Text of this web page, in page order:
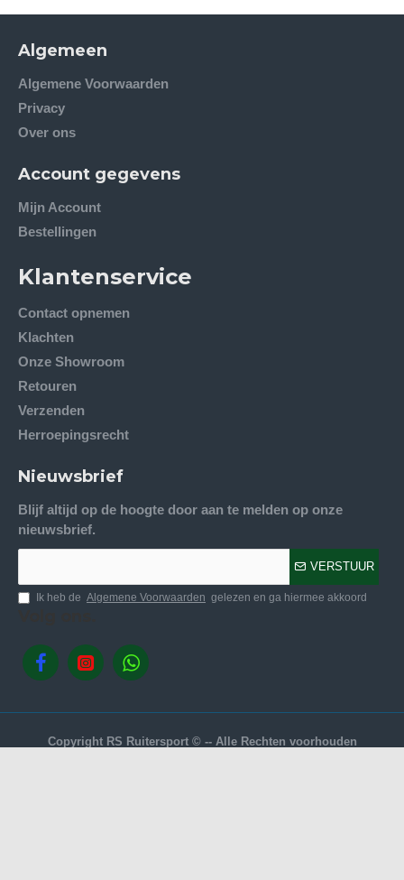
Algemeen
Algemene Voorwaarden
Privacy
Over ons
Account gegevens
Mijn Account
Bestellingen
Klantenservice
Contact opnemen
Klachten
Onze Showroom
Retouren
Verzenden
Herroepingsrecht
Nieuwsbrief
Blijf altijd op de hoogte door aan te melden op onze
nieuwsbrief.
VERSTUUR
Ik heb de Algemene Voorwaarden gelezen en ga hiermee akkoord
Copyright RS Ruitersport © -- Alle Rechten voorhouden